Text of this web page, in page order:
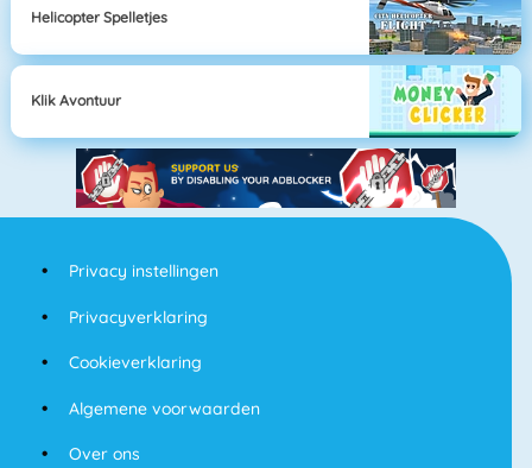
Helicopter Spelletjes
Klik Avontuur
Privacy instellingen
Privacyverklaring
Cookieverklaring
Algemene voorwaarden
Over ons